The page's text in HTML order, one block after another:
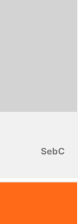
SebC